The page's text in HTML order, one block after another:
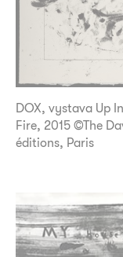
DOX, vystava Up
Fire, 2015 ©The
éditions, Paris